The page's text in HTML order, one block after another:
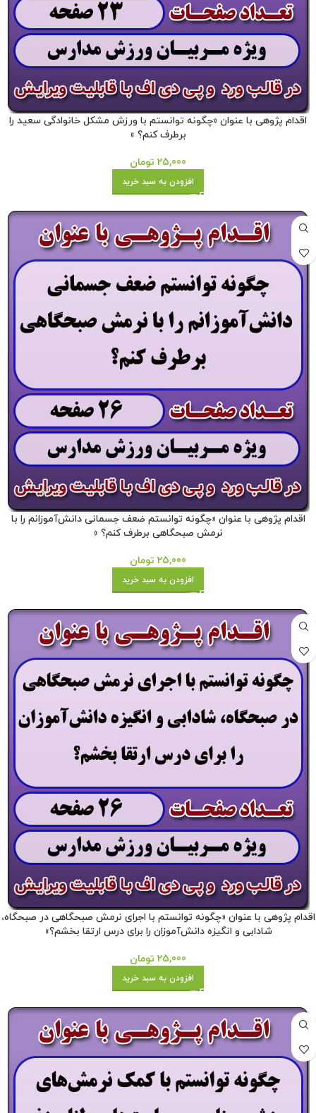
اقدام پژوهی با عنوان «چگونه توانستم با ورزش مشکل خانوادگی سعید را
برطرف کنم؟ »
25,000 تومان
افزودن به سبد خرید
اقدام پژوهی با عنوان «چگونه توانستم ضعف جسمانی دانش‌آموزانم را با
نرمش صبحگاهی برطرف کنم؟ »
25,000 تومان
افزودن به سبد خرید
اقدام پژوهی با عنوان «چگونه توانستم با اجرای نرمش صبحگاهی در صبحگاه،
شادابی و انگیزه دانش‌آموزان را برای درس ارتقا بخشم؟»
25,000 تومان
افزودن به سبد خرید